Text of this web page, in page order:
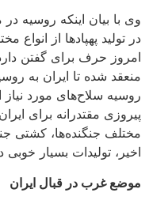
اینکه روسیه در مقوله
پهپادها از انواع مختلف،
برای گفتن دارد در
تا ایران به روسیه
مورد نیاز ایران را
برای ایران
کشتی جنگی،
بسیار خوبی داشته
در قبال ایران